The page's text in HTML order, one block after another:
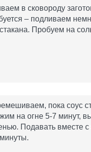
в сковороду
– подливаем
Пробуем на
пока соус
на огне 5-7 минут,
Подавать вместе